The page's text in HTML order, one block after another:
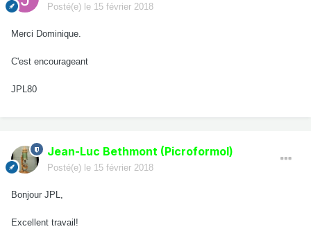
Posté(e) le 15 février 2018
Merci Dominique.
C'est encourageant
JPL80
Jean-Luc Bethmont (Picroformol)
Posté(e) le 15 février 2018
Bonjour JPL,
Excellent travail!